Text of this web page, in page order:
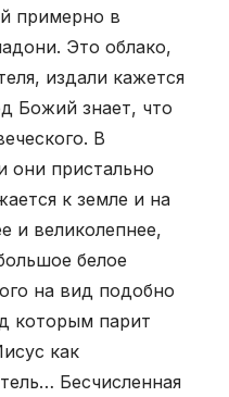
примерно в
Это облако,
издали кажется
Божий знает, что
В
они пристально
к земле и на
и великолепнее,
белое
на вид подобно
которым парит
как
Бесчисленная